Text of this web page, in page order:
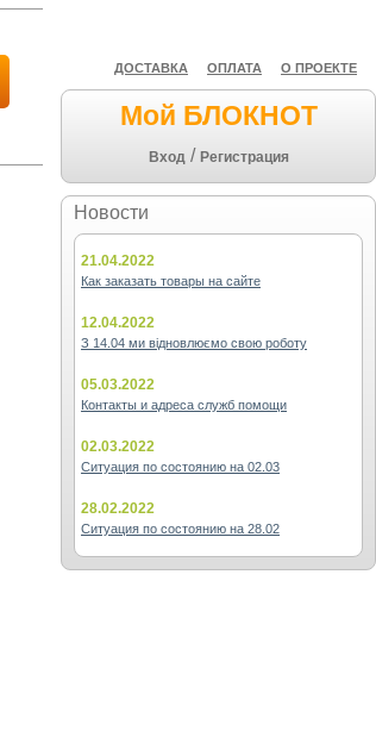
ДОСТАВКА ОПЛАТА О ПРОЕКТЕ
Мой БЛОКНОТ
Вход / Регистрация
Новости
21.04.2022
Как заказать товары на сайте
12.04.2022
З 14.04 ми відновлюємо свою роботу
05.03.2022
Контакты и адреса служб помощи
02.03.2022
Ситуация по состоянию на 02.03
28.02.2022
Ситуация по состоянию на 28.02